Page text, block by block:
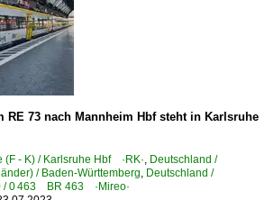
RE 73 nach Mannheim Hbf steht in Karlsruhe
(F - K) / Karlsruhe Hbf ·RK·, Deutschland /
/ Baden-Württemberg, Deutschland /
/ 0 463 BR 463 ·Mireo·